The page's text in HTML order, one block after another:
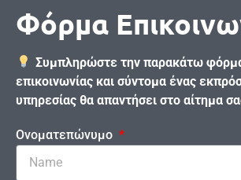
Φόρμα
Συμπληρώστε την παρακάτω
επικοινωνίας και σύντομα ένας
υπηρεσίας θα απαντήσει στο αίτημα
Ονοματεπώνυμο